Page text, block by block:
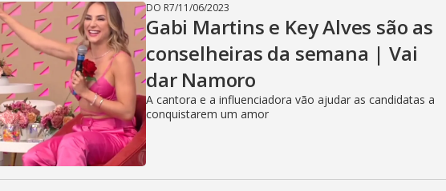
DO R7/11/06/2023
Gabi Martins e Key Alves são as
conselheiras da semana | Vai
dar Namoro
A cantora e a influenciadora vão ajudar as candidatas a
conquistarem um amor